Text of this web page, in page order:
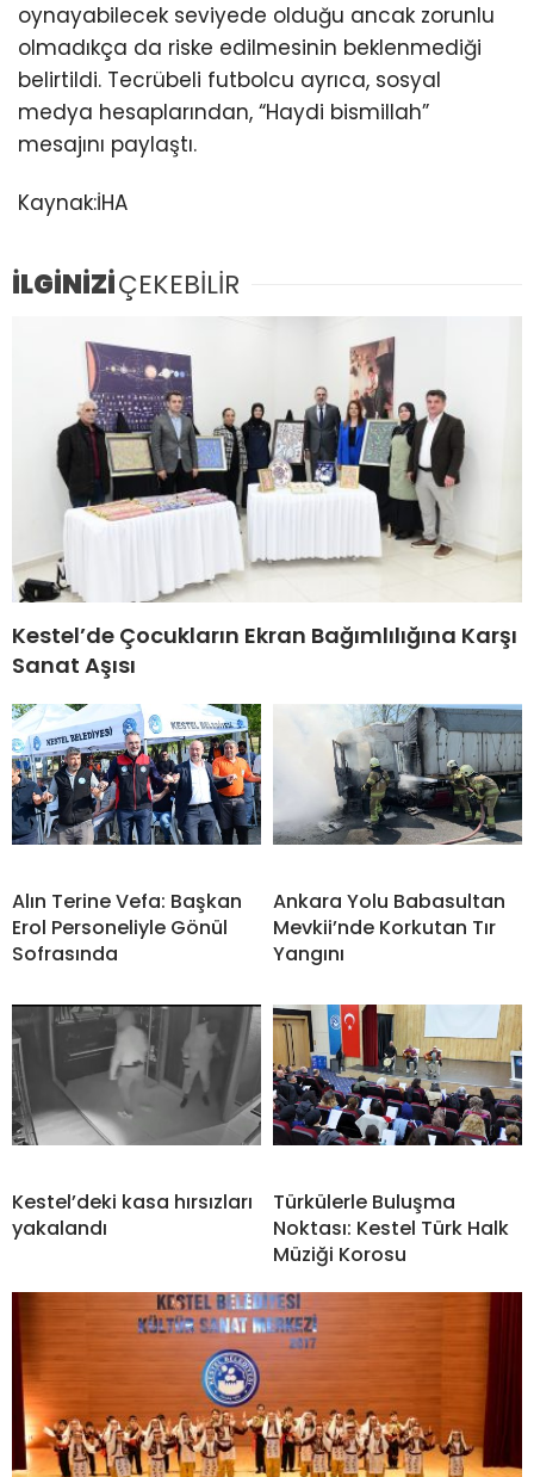
oynayabilecek seviyede olduğu ancak zorunlu
olmadıkça da riske edilmesinin beklenmediği
belirtildi. Tecrübeli futbolcu ayrıca, sosyal
medya hesaplarından, “Haydi bismillah”
mesajını paylaştı.
Kaynak:İHA
İLGİNİZİÇEKEBİLİR
Kestel’de Çocukların Ekran Bağımlılığına Karşı
Sanat Aşısı
Alın Terine Vefa: Başkan
Erol Personeliyle Gönül
Sofrasında
Ankara Yolu Babasultan
Mevkii’nde Korkutan Tır
Yangını
Kestel’deki kasa hırsızları
yakalandı
Türkülerle Buluşma
Noktası: Kestel Türk Halk
Müziği Korosu